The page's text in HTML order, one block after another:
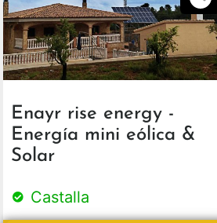
Enayr rise energy -
Energía mini eólica &
Solar
Castalla